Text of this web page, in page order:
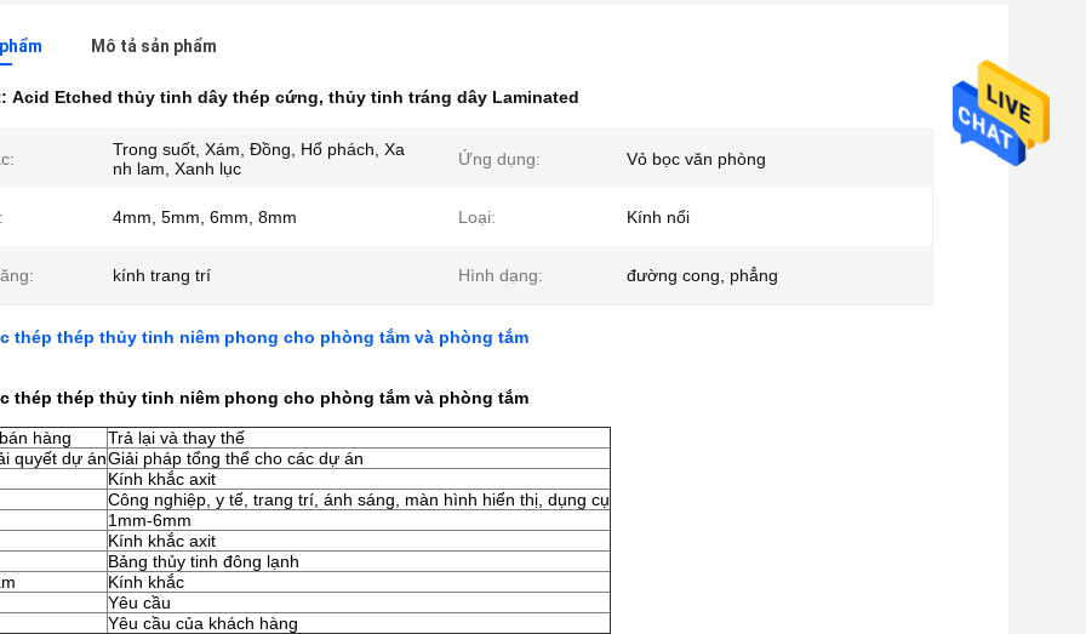
Mô tả sản phẩm
Acid Etched thủy tinh dây thép cứng, thủy tinh tráng dây Laminated
Trong suốt, Xám, Đồng, Hổ phách, Xa
nh lam, Xanh lục
Ứng dụng: Vỏ bọc văn phòng
4mm, 5mm, 6mm, 8mm Loại: Kính nổi
kính trang trí Hình dạng: đường cong, phẳng
thép thép thủy tinh niêm phong cho phòng tắm và phòng tắm
thép thép thủy tinh niêm phong cho phòng tắm và phòng tắm
hàng
Trả lại và thay thế
quyết dự ánGiải pháp tổng thể cho các dự án
Kính khắc axit
Công nghiệp, y tế, trang trí, ánh sáng, màn hình hiển thị, dụng cụ
1mm-6mm
Kính khắc axit
Bảng thủy tinh đông lạnh
Kính khắc
Yêu cầu
Yêu cầu của khách hàng